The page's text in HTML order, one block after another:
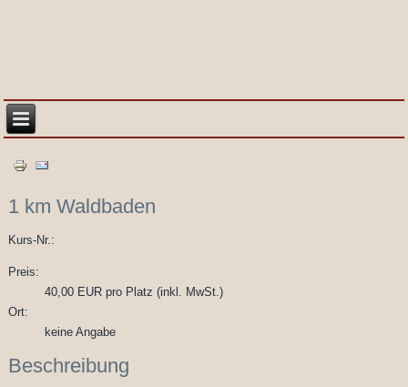
1 km Waldbaden
Kurs-Nr.:
Preis:
40,00 EUR pro Platz (inkl. MwSt.)
Ort:
keine Angabe
Beschreibung